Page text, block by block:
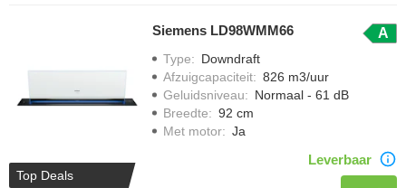
Top Deals
Siemens LD98WMM66 A
Type: Downdraft
Afzuigcapaciteit: 826 m3/uur
Geluidsniveau: Normaal - 61 dB
Breedte: 92 cm
Met motor: Ja
Leverbaar